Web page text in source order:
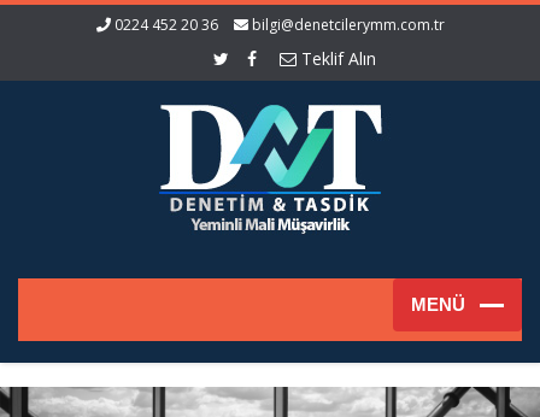
0224 452 20 36 bilgi@denetcilerymm.com.tr
Teklif Alın